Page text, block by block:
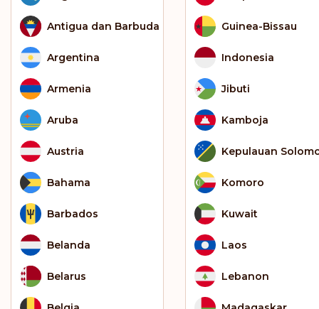
Antigua dan Barbuda
Argentina
Armenia
Aruba
Austria
Bahama
Barbados
Belanda
Belarus
Guinea-Bissau
Indonesia
Jibuti
Kamboja
Kepulauan
Komoro
Kuwait
Laos
Lebanon